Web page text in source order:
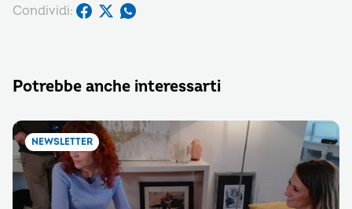
Condividi:
Potrebbe anche interessarti
NEWSLETTER